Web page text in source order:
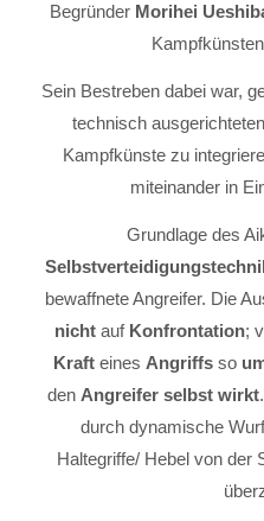
Begründer Morihei
Sein Bestreben dabei war,
technisch
Kampfkünste zu
miteinander in
Grundlage des
bewaffnete Angreifer. Die
nichtauf Konfrontation;
Kraft eines Angriffsso
den Angreifer selbst wirkt
durch dynamische
Haltegriffe/ Hebel von der